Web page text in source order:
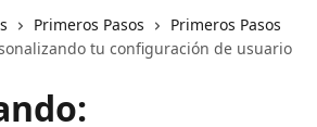
Primeros Pasos
Primeros Pasos
tu configuración de usuario